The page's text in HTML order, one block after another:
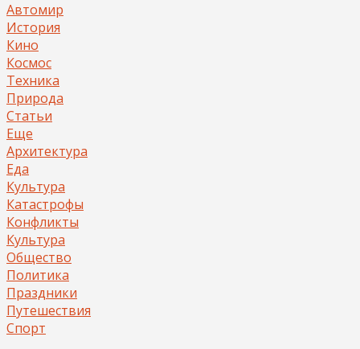
Автомир
История
Кино
Космос
Техника
Природа
Статьи
Еще
Архитектура
Еда
Культура
Катастрофы
Конфликты
Культура
Общество
Политика
Праздники
Путешествия
Спорт